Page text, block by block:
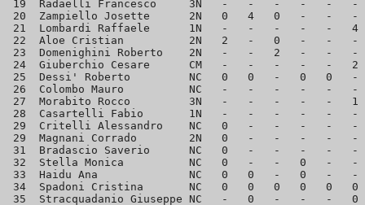
19  Radaelli Francesco     3N   -   -   -   -
20  Zampiello Josette      2N   0   4   0   -
21  Lombardi Raffaele      1N   -   -   -   -
22  Aloe Cristian          2N   2   -   0   -
23  Domenighini Roberto    2N   -   -   2   -
24  Giuberchio Cesare      CM   -   -   -   -
25  Dessi' Roberto         NC   0   0   -   0
26  Colombo Mauro          NC   -   -   -   -
27  Morabito Rocco         3N   -   -   -   -
28  Casartelli Fabio       1N   -   -   -   -
29  Critelli Alessandro    NC   0   -   -   -
29  Magnani Corrado        2N   0   -   -   -
31  Bradascio Saverio      NC   0   -   -   -
32  Stella Monica          NC   0   -   -   0
33  Haidu Ana              NC   0   0   -   0
34  Spadoni Cristina       NC   0   0   0   0
35  Stracquadanio Giuseppe NC   -   0   -